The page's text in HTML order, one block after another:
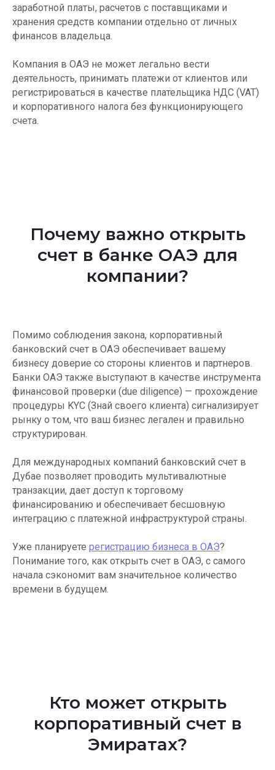
заработной платы, расчетов с поставщиками и
хранения средств компании отдельно от личных
финансов владельца.
Компания в ОАЭ не может легально вести
деятельность, принимать платежи от клиентов или
регистрироваться в качестве плательщика НДС (VAT)
и корпоративного налога без функционирующего
счета.
Почему важно открыть
счет в банке ОАЭ для
компании?
Помимо соблюдения закона, корпоративный
банковский счет в ОАЭ обеспечивает вашему
бизнесу доверие со стороны клиентов и партнеров.
Банки ОАЭ также выступают в качестве инструмента
финансовой проверки (due diligence) — прохождение
процедуры KYC (Знай своего клиента) сигнализирует
рынку о том, что ваш бизнес легален и правильно
структурирован.
Для международных компаний банковский счет в
Дубае позволяет проводить мультивалютные
транзакции, дает доступ к торговому
финансированию и обеспечивает бесшовную
интеграцию с платежной инфраструктурой страны.
Уже планируете регистрацию бизнеса в ОАЭ?
Понимание того, как открыть счет в ОАЭ, с самого
начала сэкономит вам значительное количество
времени в будущем.
Кто может открыть
корпоративный счет в
Эмиратах?